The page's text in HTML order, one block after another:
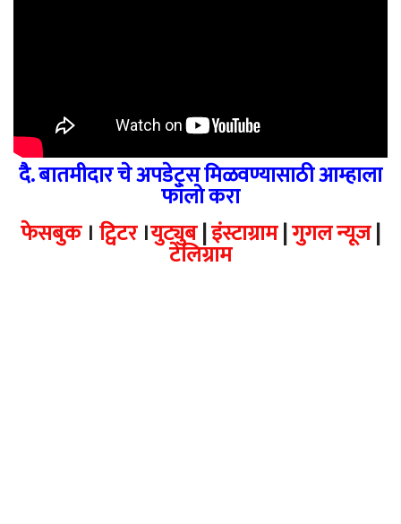
दै. बातमीदार चे अपडेट्स मिळवण्यासाठी आम्हाला
फॉलो करा
फेसबुक। ट्विटर।युट्युब|इंस्टाग्राम|गुगल न्यूज|
टेलिग्राम